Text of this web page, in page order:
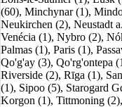
(60), Minchynar (1),
Neukirchen (2), Neustadt
Venécia (1), Nybro (2),
Palmas (1), Paris (1),
Qo'g'ay (3), Qo'rg'ontepa
Riverside (2), Rīga (1),
(1), Sipoo (5), Starogard
Korgon (1), Tittmoning (2),